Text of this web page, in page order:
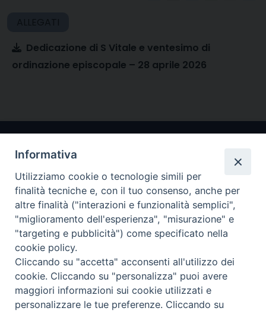
Dedicazione di S Vitale e ventesimo di
ordinazione episcopale – 28 aprile 2026
Arcidiocesi di Ravenna-Cervia
CONTATTI
Piazza Arcivescovado, 1 48121- Ravenna
tel 0544.541655
curia@diocesiravennacervia.it
Informativa
Utilizziamo cookie o tecnologie simili per
finalità tecniche e, con il tuo consenso, anche per
altre finalità ("interazioni e funzionalità semplici",
"miglioramento dell'esperienza", "misurazione" e
"targeting e pubblicità") come specificato nella
cookie policy.
Cliccando su "accetta" acconsenti all'utilizzo dei
cookie. Cliccando su "personalizza" puoi avere
maggiori informazioni sui cookie utilizzati e
personalizzare le tue preferenze. Cliccando su